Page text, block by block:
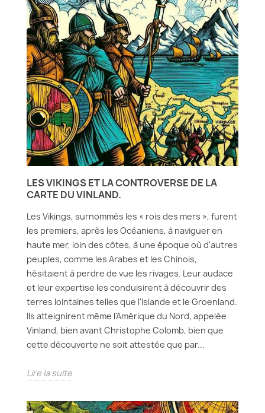
LES VIKINGS ET LA CONTROVERSE DE LA
CARTE DU VINLAND.
Les Vikings, surnommés les « rois des mers », furent
les premiers, après les Océaniens, à naviguer en
haute mer, loin des côtes, à une époque où d'autres
peuples, comme les Arabes et les Chinois,
hésitaient à perdre de vue les rivages. Leur audace
et leur expertise les conduisirent à découvrir des
terres lointaines telles que l'Islande et le Groenland.
Ils atteignirent même l'Amérique du Nord, appelée
Vinland, bien avant Christophe Colomb, bien que
cette découverte ne soit attestée que par...
Lire la suite